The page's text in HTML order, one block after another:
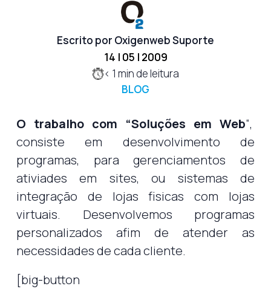
Escrito por Oxigenweb Suporte
14 | 05 | 2009
< 1 min de leitura
BLOG
O trabalho com “Soluções em Web“,
consiste em desenvolvimento de
programas, para gerenciamentos de
ativiades em sites, ou sistemas de
integração de lojas fisicas com lojas
virtuais. Desenvolvemos programas
personalizados afim de atender as
necessidades de cada cliente.
[big-button